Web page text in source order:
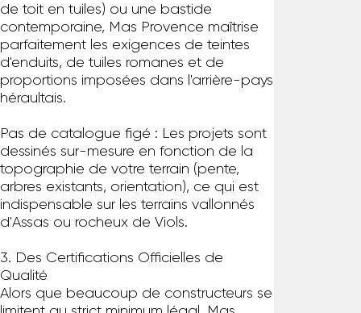
de toit en tuiles) ou une bastide
contemporaine, Mas Provence maîtrise
parfaitement les exigences de teintes
d'enduits, de tuiles romanes et de
proportions imposées dans l'arrière-pays
héraultais.
Pas de catalogue figé : Les projets sont
dessinés sur-mesure en fonction de la
topographie de votre terrain (pente,
arbres existants, orientation), ce qui est
indispensable sur les terrains vallonnés
d'Assas ou rocheux de Viols.
3. Des Certifications Officielles de
Qualité
Alors que beaucoup de constructeurs se